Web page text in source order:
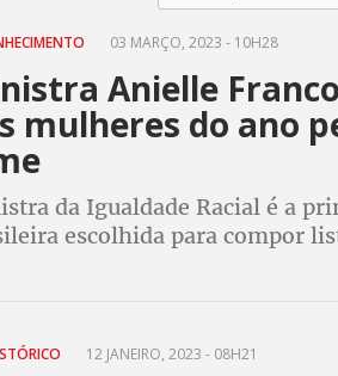
03 MARÇO, 2023 - 10H28
Anielle
mulheres do ano
da Igualdade Racial é a
escolhida para compor
12 JANEIRO, 2023 - 08H21